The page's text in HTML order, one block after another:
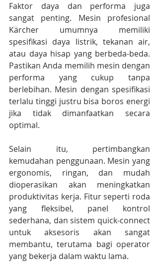
Faktor daya dan performa juga
sangat penting. Mesin profesional
Kärcher umumnya memiliki
spesifikasi daya listrik, tekanan air,
atau daya hisap yang berbeda-beda.
Pastikan Anda memilih mesin dengan
performa yang cukup tanpa
berlebihan. Mesin dengan spesifikasi
terlalu tinggi justru bisa boros energi
jika tidak dimanfaatkan secara
optimal.
Selain itu, pertimbangkan
kemudahan penggunaan. Mesin yang
ergonomis, ringan, dan mudah
dioperasikan akan meningkatkan
produktivitas kerja. Fitur seperti roda
yang fleksibel, panel kontrol
sederhana, dan sistem quick-connect
untuk aksesoris akan sangat
membantu, terutama bagi operator
yang bekerja dalam waktu lama.